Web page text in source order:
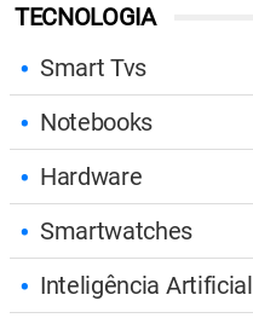
TECNOLOGIA
Smart Tvs
Notebooks
Hardware
Smartwatches
Inteligência Artificial